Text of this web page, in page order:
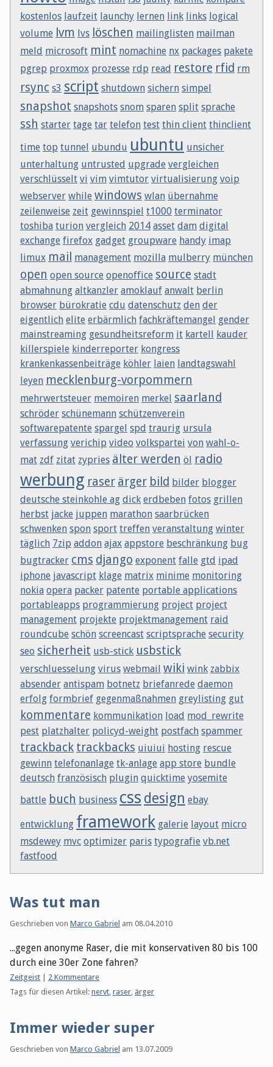
kostenlos laufzeit launchy lernen link links logical
volume lvm lvs löschen mailinglisten mailman
meld microsoft mint nomachine nx packages pakete
pgrep proxmox prozesse rdp read restore rfid rm
rsync s3 script shutdown sichern simpel
snapshot snapshots snom sparen split sprache
ssh starter tage tar telefon test thin client thinclient
time top tunnel ubundu ubuntu unsicher
unterhaltung untrusted upgrade vergleichen
verschlüsselt vi vim vimtutor virtualisierung voip
webserver while windows wlan übernahme
zeilenweise zeit gewinnspiel t1000 terminator
toshiba turion vergleich 2014 asset dam digital
exchange firefox gadget groupware handy imap
limux mail management mozilla mulberry münchen
open open source openoffice source stadt
abmahnung altkanzler amoklauf anwalt berlin
browser bürokratie cdu datenschutz den der
eigentlich elite erbärmlich fachkräftemangel gender
mainstreaming gesundheitsreform it kartell
kauder
killerspiele kinderreporter kongress
krankenkassenbeiträge köhler laien landtagswahl
leyen mecklenburg-vorpommern
mehrwertsteuer memoiren merkel saarland
schröder schünemann schützenverein
softwarepatente spargel spd traurig ursula
verfassung verichip video volkspartei von wahl-o-
mat zdf zitat zypries älter werden öl radio
werbung raser ärger bild bilder blogger
deutsche steinkohle ag dick erdbeben fotos grillen
herbst jacke juppen marathon saarbrücken
schwenken spon sport treffen veranstaltung winter
täglich 7zip addon ajax appstore beschränkung bug
bugtracker cms django exponent falle gtd ipad
iphone javascript klage matrix minime monitoring
nokia opera packer patente portable applications
portableapps programmierung project project
management projekte projektmanagement raid
roundcube schön screencast scriptsprache security
seo sicherheit usb-stick usbstick
verschluesselung virus webmail wiki wink zabbix
absender antispam botnetz briefanrede daemon
erfolg formbrief gegenmaßnahmen greylisting gut
kommentare kommunikation load mod_rewrite
pest platzhalter policyd-weight postfach spammer
trackback trackbacks uiuiui hosting rescue
gewinn telefonanlage tk-anlage app store bundle
deutsch französisch plugin quicktime yosemite
battle buch business css design ebay
entwicklung framework galerie layout micro
msdewey mvc optimizer paris typografie vb.net
fastfood
Was tut man
Geschrieben von Marco Gabriel am 08.04.2010
...gegen anonyme Raser, die mit konservativen 80 bis 100
durch eine 30er Zone fahren?
Kategorien:
Zeitgeist
2 Kommentare
Tags für diesen Artikel: nervt, raser, ärger
Immer wieder super
Geschrieben von Marco Gabriel am 13.07.2009